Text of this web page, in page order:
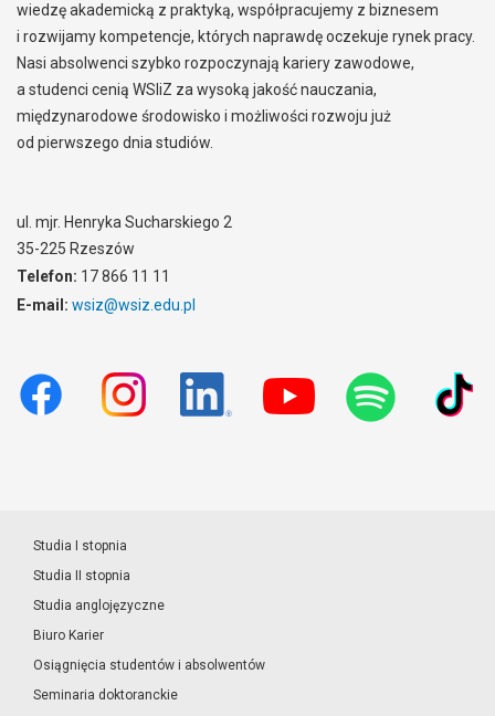
wiedzę akademicką z praktyką, współpracujemy z biznesem
i rozwijamy kompetencje, których naprawdę oczekuje rynek pracy.
Nasi absolwenci szybko rozpoczynają kariery zawodowe,
a studenci cenią WSIiZ za wysoką jakość nauczania,
międzynarodowe środowisko i możliwości rozwoju już
od pierwszego dnia studiów.
ul. mjr. Henryka Sucharskiego 2
35-225 Rzeszów
Telefon: 17 866 11 11
E-mail: wsiz@wsiz.edu.pl
Studia I stopnia
Studia II stopnia
Studia anglojęzyczne
Biuro Karier
Osiągnięcia studentów i absolwentów
Seminaria doktoranckie